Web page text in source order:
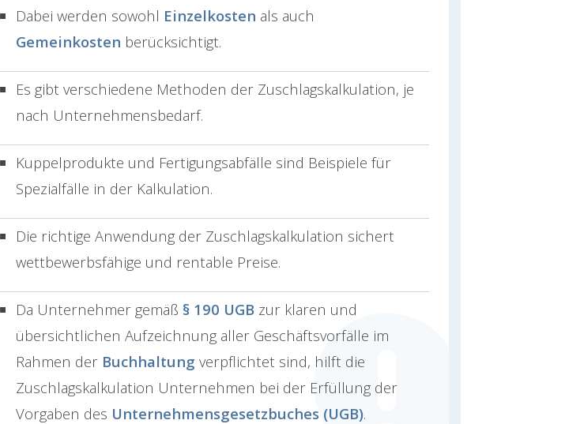
Dabei werden sowohl Einzelkosten als auch
Gemeinkosten berücksichtigt.
Es gibt verschiedene Methoden der Zuschlagskalkulation, je
nach Unternehmensbedarf.
Kuppelprodukte und Fertigungsabfälle sind Beispiele für
Spezialfälle in der Kalkulation.
Die richtige Anwendung der Zuschlagskalkulation sichert
wettbewerbsfähige und rentable Preise.
Da Unternehmer gemäß § 190 UGB zur klaren und
übersichtlichen Aufzeichnung aller Geschäftsvorfälle im
Rahmen der Buchhaltung verpflichtet sind, hilft die
Zuschlagskalkulation Unternehmen bei der Erfüllung der
Vorgaben des Unternehmensgesetzbuches (UGB).